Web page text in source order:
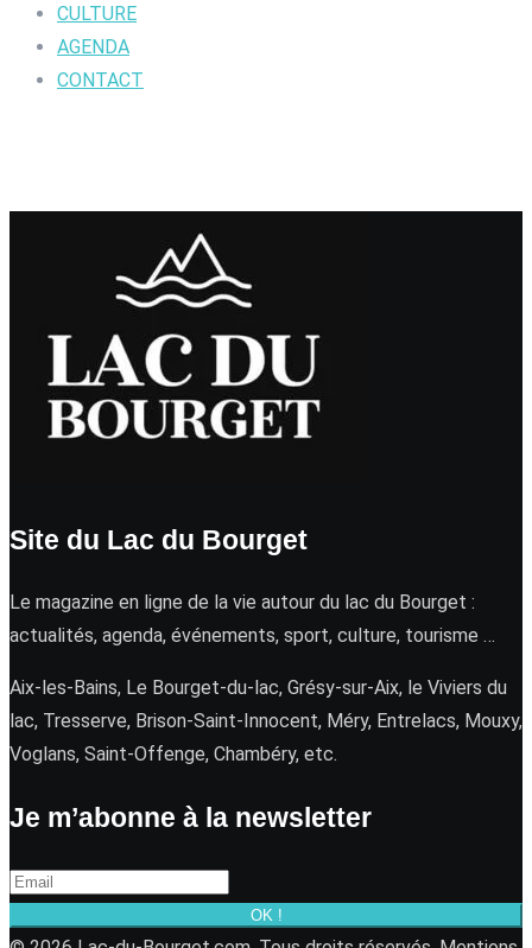
CULTURE
AGENDA
CONTACT
Site du Lac du Bourget
Le magazine en ligne de la vie autour du lac du Bourget :
actualités, agenda, événements, sport, culture, tourisme …
Aix-les-Bains, Le Bourget-du-lac, Grésy-sur-Aix, le Viviers du
lac, Tresserve, Brison-Saint-Innocent, Méry, Entrelacs, Mouxy,
Voglans, Saint-Offenge, Chambéry, etc.
Je m’abonne à la newsletter
OK !